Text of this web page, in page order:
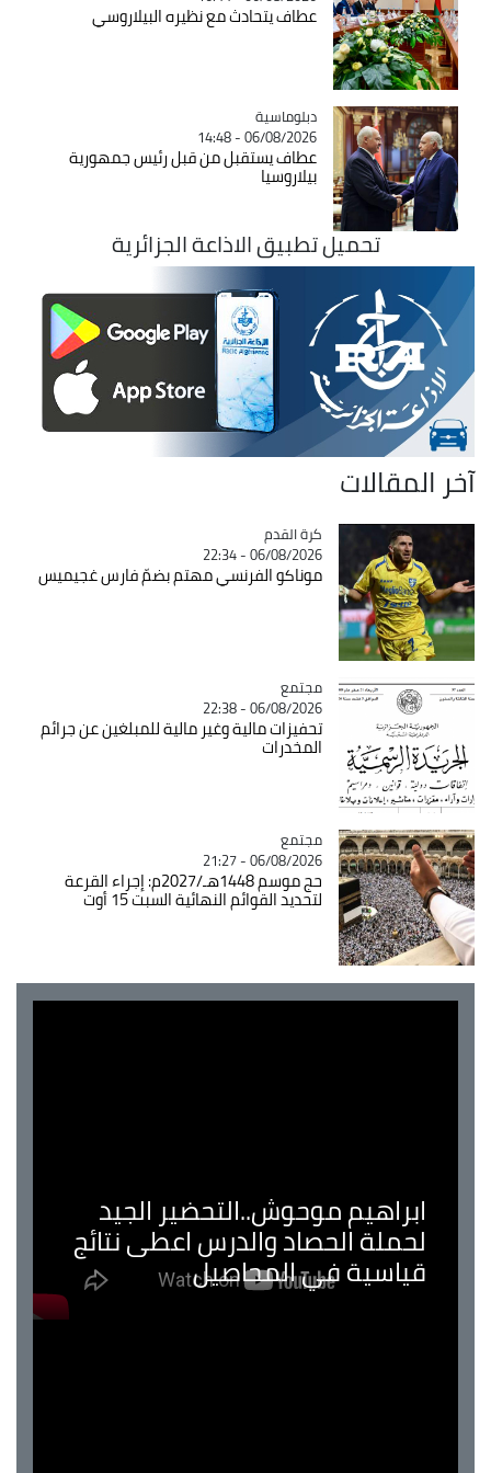
عطاف يتحادث مع نظيره البيلاروسي
Catégorie
دبلوماسية
06/08/2026 - 14:48
عطاف يستقبل من قبل رئيس جمهورية
بيلاروسيا
تحميل تطبيق الاذاعة الجزائرية
آخر المقالات
Catégorie
كرة القدم
06/08/2026 - 22:34
موناكو الفرنسي مهتم بضمّ فارس غجيميس
Catégorie
مجتمع
06/08/2026 - 22:38
تحفيزات مالية وغير مالية للمبلغين عن جرائم
المخدرات
Catégorie
مجتمع
06/08/2026 - 21:27
حج موسم 1448هـ/2027م: إجراء القرعة
لتحديد القوائم النهائية السبت 15 أوت
ابراهيم موحوش..التحضير الجيد
لحملة الحصاد والدرس اعطى نتائج
قياسية في المحاصيل